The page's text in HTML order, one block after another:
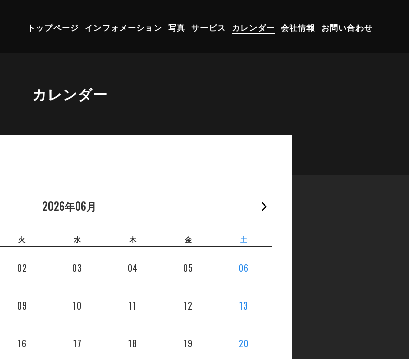
トップページ インフォメーション 写真 サービス カレンダー 会社情報 お問い合わせ
カレンダー
2026年06月
火 水 木 金 土
02 03 04 05 06
09 10 11 12 13
16 17 18 19 20